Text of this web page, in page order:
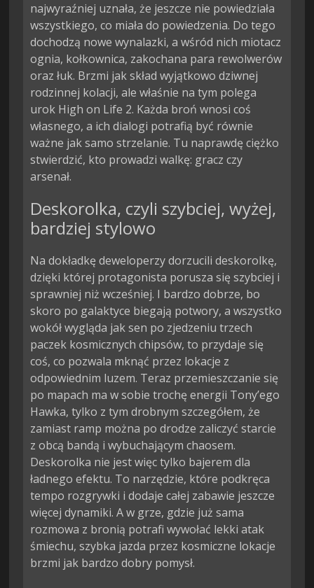
najwyraźniej uznała, że jeszcze nie powiedziała
wszystkiego, co miała do powiedzenia. Do tego
dochodzą nowe wynalazki, a wśród nich miotacz
ognia, kołkownica, zakochana para rewolwerów
oraz łuk. Brzmi jak skład wyjątkowo dziwnej
rodzinnej kolacji, ale właśnie na tym polega
urok High on Life 2. Każda broń wnosi coś
własnego, a ich dialogi potrafią być równie
ważne jak samo strzelanie. Tu naprawdę ciężko
stwierdzić, kto prowadzi walkę: gracz czy
arsenał.
Deskorolka, czyli szybciej, wyżej,
bardziej stylowo
Na dokładkę deweloperzy dorzucili deskorolkę,
dzięki której protagonista porusza się szybciej i
sprawniej niż wcześniej. I bardzo dobrze, bo
skoro po galaktyce biegają potwory, a wszystko
wokół wygląda jak sen po zjedzeniu trzech
paczek kosmicznych chipsów, to przydaje się
coś, co pozwala mknąć przez lokacje z
odpowiednim luzem. Teraz przemieszczanie się
po mapach ma w sobie trochę energii Tony’ego
Hawka, tylko z tym drobnym szczegółem, że
zamiast ramp można po drodze zaliczyć starcie
z obcą bandą i wybuchającym chaosem.
Deskorolka nie jest więc tylko bajerem dla
ładnego efektu. To narzędzie, które podkręca
tempo rozgrywki i dodaje całej zabawie jeszcze
więcej dynamiki. A w grze, gdzie już sama
rozmowa z bronią potrafi wywołać lekki atak
śmiechu, szybka jazda przez kosmiczne lokacje
brzmi jak bardzo dobry pomysł.